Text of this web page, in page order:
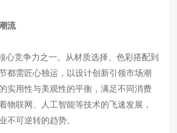
流
心竞争力之一。从材质选择、色彩搭配到
都需匠心独运，以设计创新引领市场潮
实用性与美观性的平衡，满足不同消费
物联网、人工智能等技术的飞速发展，
不可逆转的趋势。